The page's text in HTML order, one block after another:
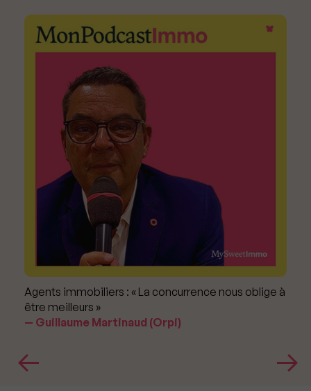
Agents immobiliers : « La concurrence nous oblige à
être meilleurs »
Guillaume Martinaud (Orpi)